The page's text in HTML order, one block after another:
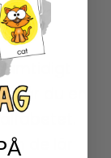
får du en
de lär